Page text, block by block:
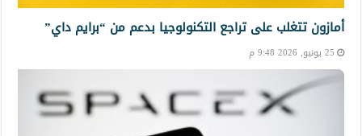
أمازون تتغلب على تراجع التكنولوجيا بدعم من “برايم داي”
25 يونيو, 2026 9:48 م